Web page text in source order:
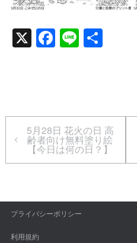
X Facebook
Line共
5月28日 花火の日 高
齢者向け無料塗り絵
【今日は何の日？】
プライバシーポリシー
利用規約